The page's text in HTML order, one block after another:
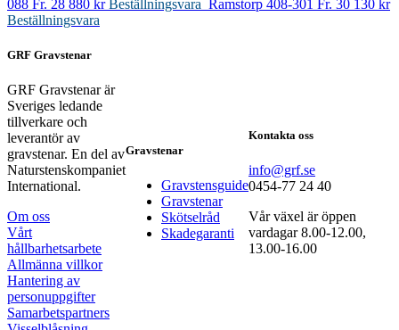
088 Fr. 28 880 kr Beställningsvara Ramstorp 408-301 Fr. 30 130 kr
Beställningsvara
GRF Gravstenar
GRF Gravstenar är
Sveriges ledande
tillverkare och
leverantör av
gravstenar. En del av
Naturstenskompaniet
International.
Om oss
Vårt
hållbarhetsarbete
Allmänna villkor
Hantering av
personuppgifter
Samarbetspartners
Gravstenar
Gravstensguide
Gravstenar
Skötselråd
Skadegaranti
Kontakta oss
info@grf.se
0454-77 24 40
Vår växel är öppen
vardagar 8.00-12.00,
13.00-16.00